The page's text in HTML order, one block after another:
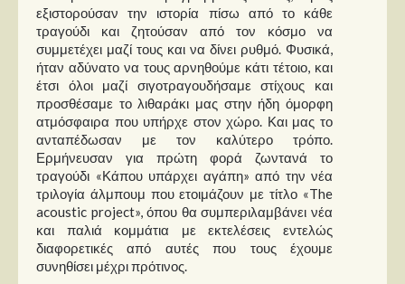
εξιστορούσαν την ιστορία πίσω από το κάθε
τραγούδι και ζητούσαν από τον κόσμο να
συμμετέχει μαζί τους και να δίνει ρυθμό. Φυσικά,
ήταν αδύνατο να τους αρνηθούμε κάτι τέτοιο, και
έτσι όλοι μαζί σιγοτραγουδήσαμε στίχους και
προσθέσαμε το λιθαράκι μας στην ήδη όμορφη
ατμόσφαιρα που υπήρχε στον χώρο. Και μας το
ανταπέδωσαν με τον καλύτερο τρόπο.
Ερμήνευσαν για πρώτη φορά ζωντανά το
τραγούδι «Κάπου υπάρχει αγάπη» από την νέα
τριλογία άλμπουμ που ετοιμάζουν με τίτλο «The
acoustic project», όπου θα συμπεριλαμβάνει νέα
και παλιά κομμάτια με εκτελέσεις εντελώς
διαφορετικές από αυτές που τους έχουμε
συνηθίσει μέχρι πρότινος.